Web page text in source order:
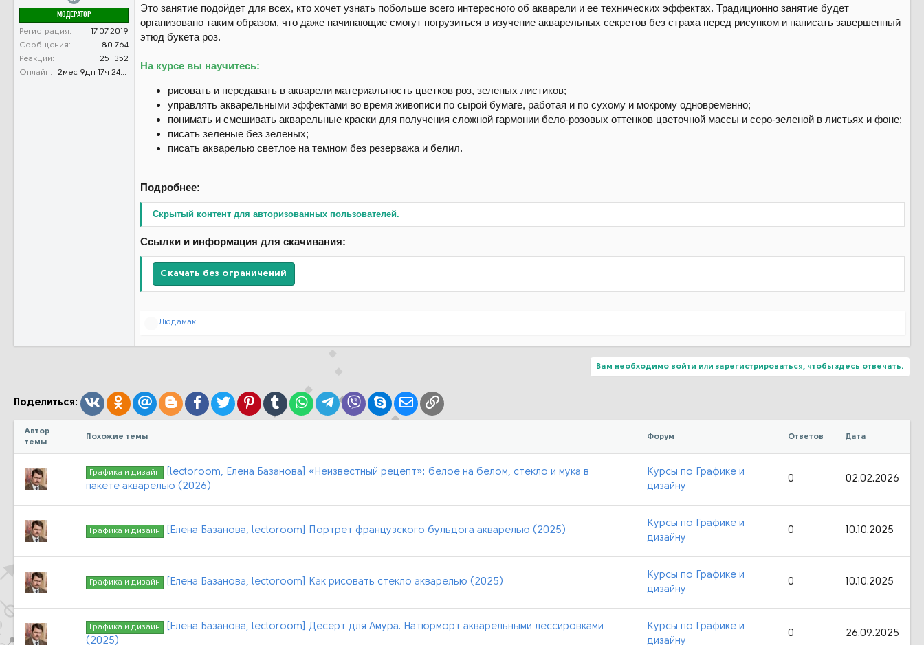
МОДЕРАТОР
Регистрация
17.07.2019
Сообщения
80 764
Реакции
251 352
Онлайн
2мес 9дн 17ч 24м 35с
Это занятие подойдет для всех, кто хочет узнать побольше всего интересного об акварели и ее технических эффектах. Традиционно занятие будет
организовано таким образом, что даже начинающие смогут погрузиться в изучение акварельных секретов без страха перед рисунком и написать завершенный
этюд букета роз.
На курсе вы научитесь:
рисовать и передавать в акварели материальность цветков роз, зеленых листиков;
управлять акварельными эффектами во время живописи по сырой бумаге, работая и по сухому и мокрому одновременно;
понимать и смешивать акварельные краски для получения сложной гармонии бело-розовых оттенков цветочной массы и серо-зеленой в листьях и фоне;
писать зеленые без зеленых;
писать акварелью светлое на темном без резерважа и белил.
Подробнее:
Скрытый контент для авторизованных пользователей.
Ссылки и информация для скачивания:
Скачать без ограничений
Р
:
Людамак
Вам необходимо войти или зарегистрироваться, чтобы здесь отвечать.
Поделиться: ВконтактеОдноклассники
Mail.ruBloggerFacebook
TwitterPinterestTumblrWhatsAppTelegram
Viber SkypeЭлектронная почта
Ссылка
Автор
темы
Похожие темы Форум Ответов Дата
Графика и дизайн
[lectoroom, Елена Базанова] «Неизвестный рецепт»: белое на белом, стекло и мука в
пакете акварелью (2026)
Курсы по Графике и
дизайну
0 02.02.2026
Графика и дизайн [Елена Базанова, lectoroom] Портрет французского бульдога акварелью (2025)
Курсы по Графике и
дизайну
0 10.10.2025
Графика и дизайн [Елена Базанова, lectoroom] Как рисовать стекло акварелью (2025)
Курсы по Графике и
дизайну
0 10.10.2025
Графика и дизайн
[Елена Базанова, lectoroom] Десерт для Амура. Натюрморт акварельными лессировками
(2025)
Курсы по Графике и
дизайну
0 26.09.2025